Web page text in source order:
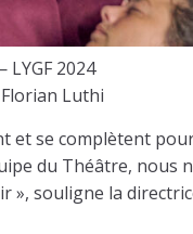
LYGF 2024
Luthi
et se complètent
du Théâtre,
», souligne la